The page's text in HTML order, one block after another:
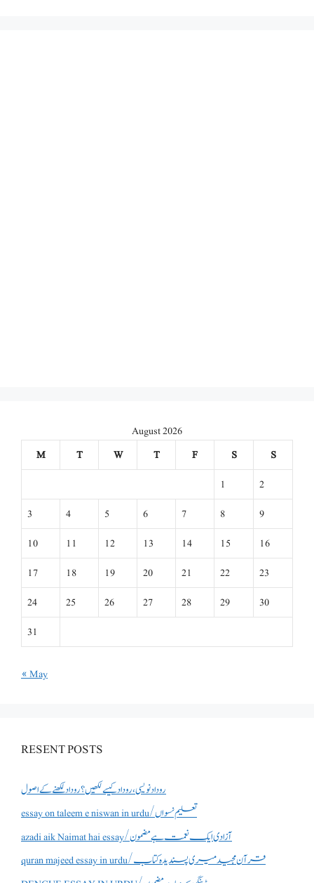
August 2026
M
T W T F S
S
1
2
3
4 5 6 7 8
9
10
11 12 13 14 15
16
17
18 19 20 21 22
23
24
25 26 27 28 29
30
31
« May
RESENT POSTS
روداد نویسی ،روداد کیسے لکھیں؟ روداد لکھنے کے اصول
essay on taleem e niswan in urdu/تعلیم نسواں
azadi aik Naimat hai essay/آزادی ایک نعمت ہے مضمون
quran majeed essay in urdu/قرآن مجید میری پسندیدہ کتاب